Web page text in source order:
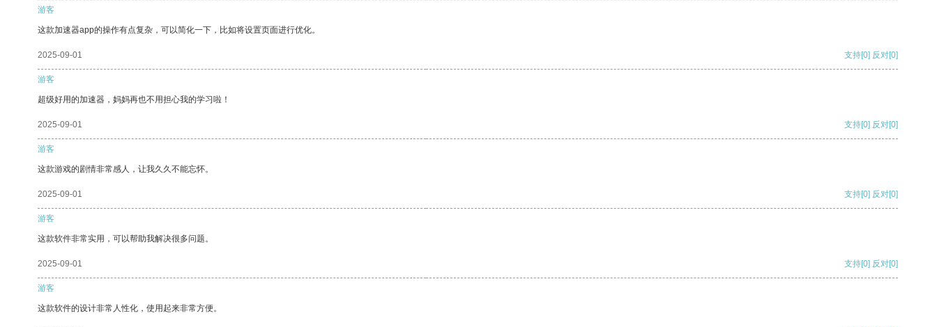
游客
这款加速器app的操作有点复杂，可以简化一下，比如将设置页面进行优化。
2025-09-01 支持[0] 反对[0]
游客
超级好用的加速器，妈妈再也不用担心我的学习啦！
2025-09-01 支持[0] 反对[0]
游客
这款游戏的剧情非常感人，让我久久不能忘怀。
2025-09-01 支持[0] 反对[0]
游客
这款软件非常实用，可以帮助我解决很多问题。
2025-09-01 支持[0] 反对[0]
游客
这款软件的设计非常人性化，使用起来非常方便。